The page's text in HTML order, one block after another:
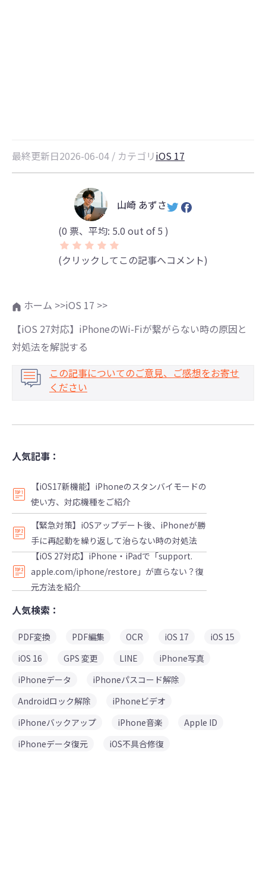
最終更新日2026-06-04 / カテゴリiOS 17
山崎 あずさ
(0 票、平均: 5.0 out of 5 )
(クリックしてこの記事へコメント)
ホーム >>iOS 17 >>
【iOS 27対応】iPhoneのWi-Fiが繋がらない時の原因と
対処法を解説する
この記事についてのご意見、ご感想をお寄せ
ください
人気記事：
【iOS17新機能】iPhoneのスタンバイモードの
使い方、対応機種をご紹介
【緊急対策】iOSアップデート後、iPhoneが勝
手に再起動を繰り返して治らない時の対処法
【iOS 27対応】iPhone・iPadで「support.
apple.com/iphone/restore」が直らない？復
元方法を紹介
人気検索：
PDF変換 PDF編集 OCR iOS 17
iOS 15
iOS 16
GPS 変更 LINE
iPhone写真
iPhoneデータ
iPhoneパスコード解除
Androidロック解除
iPhoneビデオ
iPhoneバックアップ
iPhone音楽
Apple ID
iPhoneデータ復元
iOS不具合修復